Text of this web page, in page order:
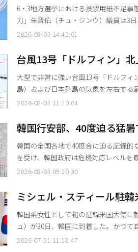
造」
6・3地方選挙における投票用紙不足
力」朱晋佑（チュ・ジンウ）議員は3
選挙管理委員会（選管委）が全国計
したところ、共に民主党も、選管委も
た」とし、「深刻な不正選挙に目を背
た
2026-08-03 14:42:01
台風13号「ドルフィン」
きくなる見込み
大型で非常に強い台風13号「ドルフ
島）および日本列島の気象を左右する
迫した面持ちで、台風の進路を固唾を飲んで見守ってい
最大風速秒速49メートル、暴風域半径
る。 今後の移動予想は3日午後3時
2026-08-03 11:10:04
韓国行安部、40度迫る猛
常態勢
韓国の全国各地で40度合に迫る記録
を受け、韓国政府は危機対応レベルを最高水準へと引
最高気温は33度から39度を記録し、当
国的に平年を上回る熱帯夜が続いている。 こうした中、行政安全部は前日午後1
て、猛暑に対する「中央災害安全対策
2026-08-03 09:20:30
ミシェル・スティール駐
韓米同盟の強化を表明
韓国系女性として初の駐韓米国大使に
ュ）が30日、韓国に到着した。かつ
に同盟の深化に向けた強固な決意を表明した。 1955年にソウルで生まれ、
2026-07-31 11:18:47